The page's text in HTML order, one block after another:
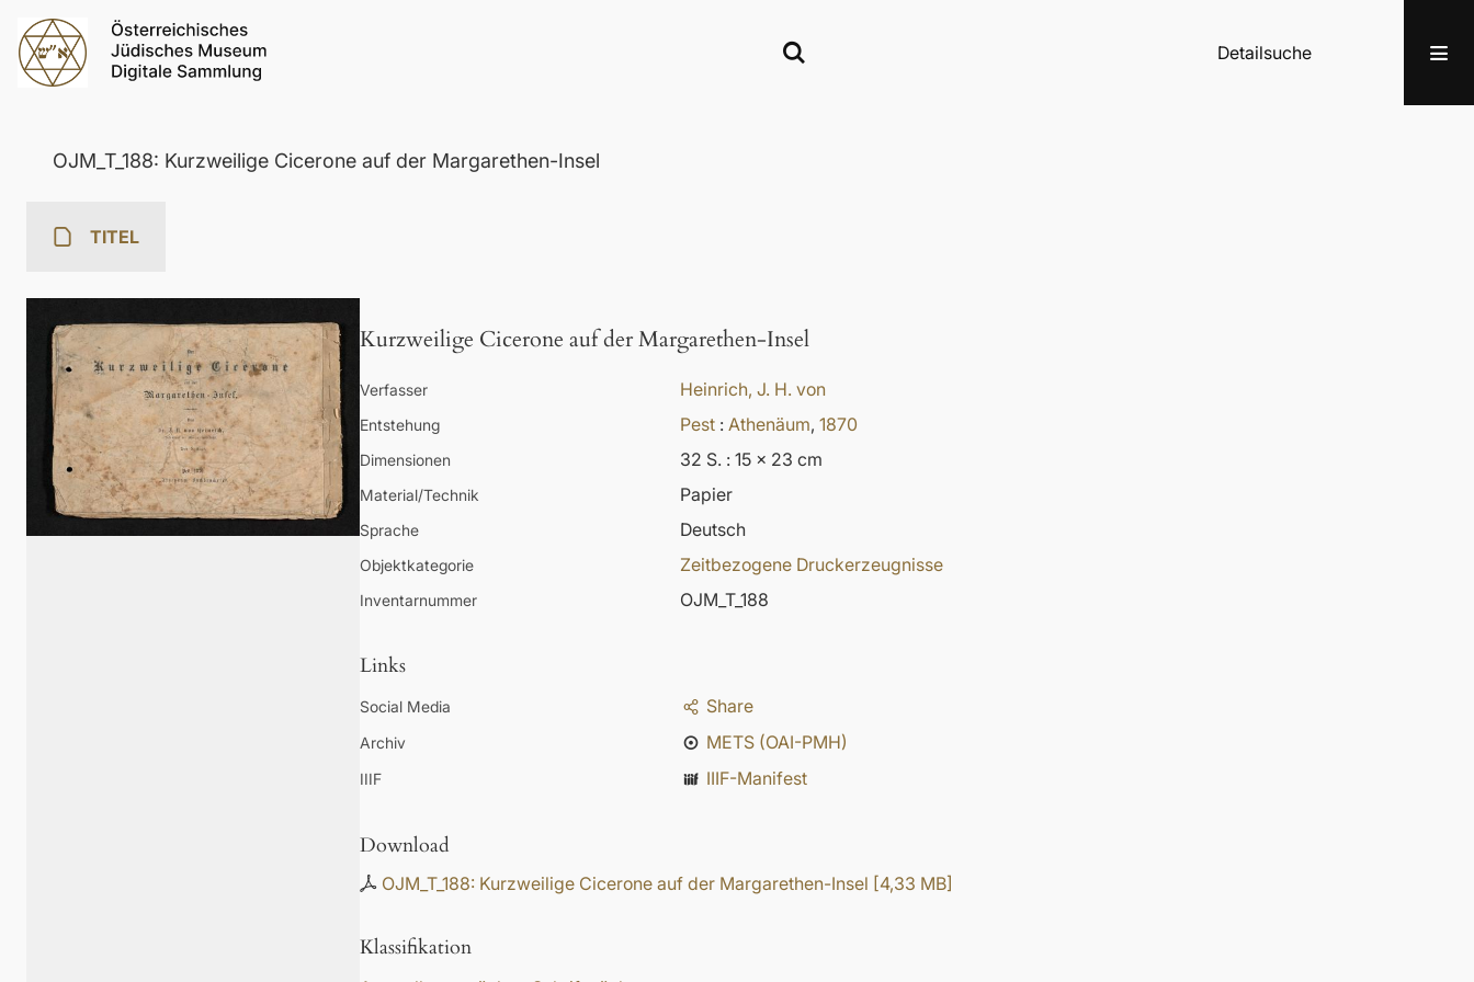
Detailsuche
OJM_T_188: Kurzweilige Cicerone auf der Margarethen-Insel
TITEL
Kurzweilige Cicerone auf der Margarethen-Insel
Verfasser Heinrich, J. H. von
Entstehung Pest : Athenäum, 1870
Dimensionen 32 S. : 15 x 23 cm
Material/Technik Papier
Sprache Deutsch
Objektkategorie Zeitbezogene Druckerzeugnisse
Inventarnummer OJM_T_188
Links
Social Media Share
Archiv METS (OAI-PMH)
IIIF IIIF-Manifest
Download
OJM_T_188: Kurzweilige Cicerone auf der Margarethen-Insel [4,33 MB]
Klassifikation